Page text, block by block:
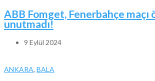
ABB Fomget, Fenerbahçe maçı
unutmadı!
9 Eylül 2024
ANKARA, BALA